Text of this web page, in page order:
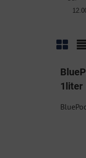
1liter